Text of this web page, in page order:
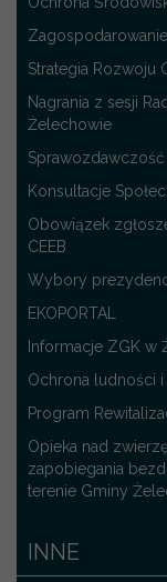
Strategia Rozwoju
Nagrania z sesji
Żelechowie
Sprawozdawczość
Konsultacje
Obowiązek
CEEB
Wybory
EKOPORTAL
Informacje ZGK w
Ochrona ludności
Program
Opieka nad
zapobiegania
terenie Gminy
INNE